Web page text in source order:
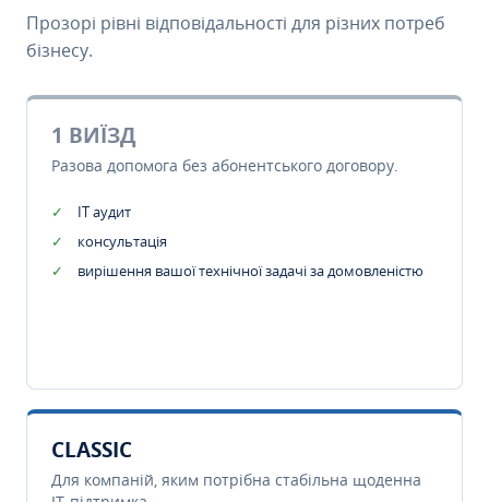
Прозорі рівні відповідальності для різних потреб
бізнесу.
1 ВИЇЗД
Разова допомога без абонентського договору.
IT аудит
консультація
вирішення вашої технічної задачі за домовленістю
CLASSIC
Для компаній, яким потрібна стабільна щоденна